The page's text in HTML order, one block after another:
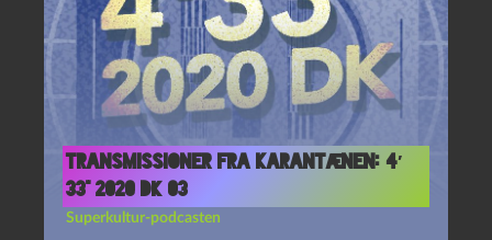
Transmissioner fra karantænen: 4′
33” 2020 DK 03
Superkultur-podcasten